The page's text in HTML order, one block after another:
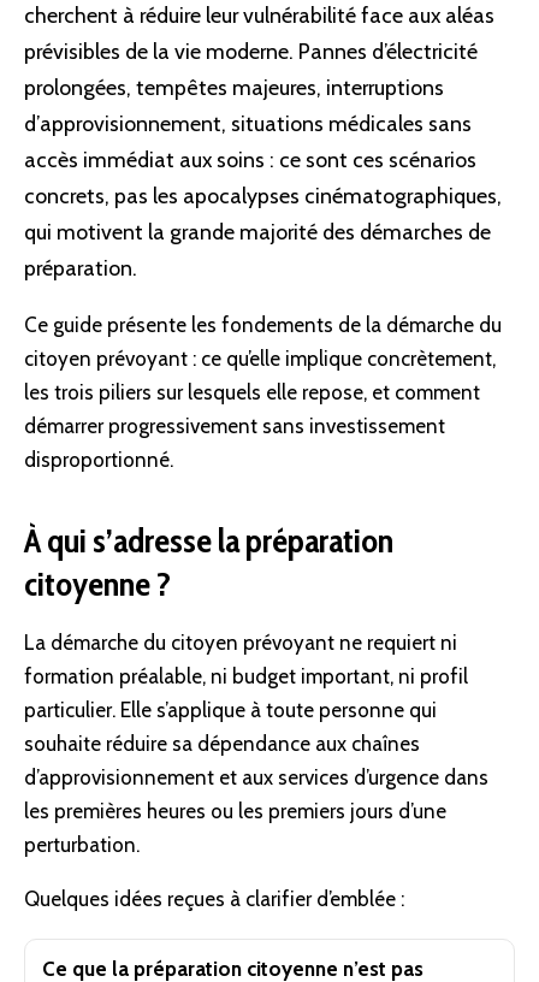
cherchent à réduire leur vulnérabilité face aux aléas
prévisibles de la vie moderne. Pannes d’électricité
prolongées, tempêtes majeures, interruptions
d’approvisionnement, situations médicales sans
accès immédiat aux soins : ce sont ces scénarios
concrets, pas les apocalypses cinématographiques,
qui motivent la grande majorité des démarches de
préparation.
Ce guide présente les fondements de la démarche du
citoyen prévoyant : ce qu’elle implique concrètement,
les trois piliers sur lesquels elle repose, et comment
démarrer progressivement sans investissement
disproportionné.
À qui s’adresse la préparation
citoyenne ?
La démarche du citoyen prévoyant ne requiert ni
formation préalable, ni budget important, ni profil
particulier. Elle s’applique à toute personne qui
souhaite réduire sa dépendance aux chaînes
d’approvisionnement et aux services d’urgence dans
les premières heures ou les premiers jours d’une
perturbation.
Quelques idées reçues à clarifier d’emblée :
Ce que la préparation citoyenne n’est pas